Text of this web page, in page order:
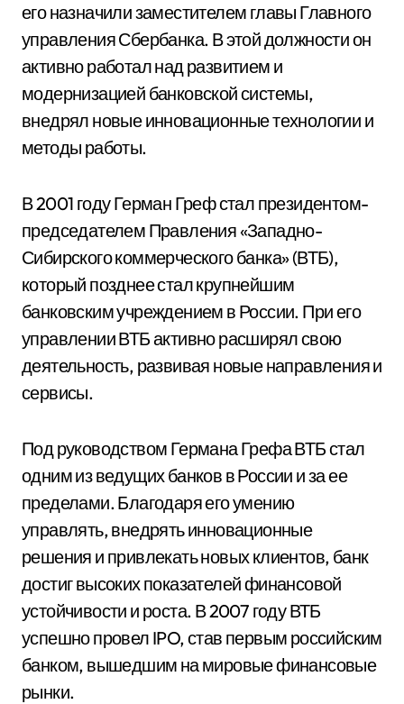
его назначили заместителем главы Главного
управления Сбербанка. В этой должности он
активно работал над развитием и
модернизацией банковской системы,
внедрял новые инновационные технологии и
методы работы.
В 2001 году Герман Греф стал президентом-
председателем Правления «Западно-
Сибирского коммерческого банка» (ВТБ),
который позднее стал крупнейшим
банковским учреждением в России. При его
управлении ВТБ активно расширял свою
деятельность, развивая новые направления и
сервисы.
Под руководством Германа Грефа ВТБ стал
одним из ведущих банков в России и за ее
пределами. Благодаря его умению
управлять, внедрять инновационные
решения и привлекать новых клиентов, банк
достиг высоких показателей финансовой
устойчивости и роста. В 2007 году ВТБ
успешно провел IPO, став первым российским
банком, вышедшим на мировые финансовые
рынки.